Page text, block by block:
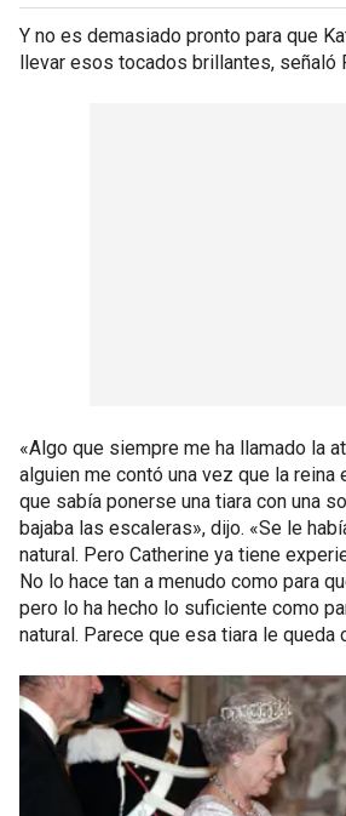
Y no es demasiado pronto para que
llevar esos tocados brillantes, señaló
«Algo que siempre me ha llamado la
alguien me contó una vez que la reina
que sabía ponerse una tiara con una
bajaba las escaleras», dijo. «Se le
natural. Pero Catherine ya tiene
No lo hace tan a menudo como para
pero lo ha hecho lo suficiente como
natural. Parece que esa tiara le queda